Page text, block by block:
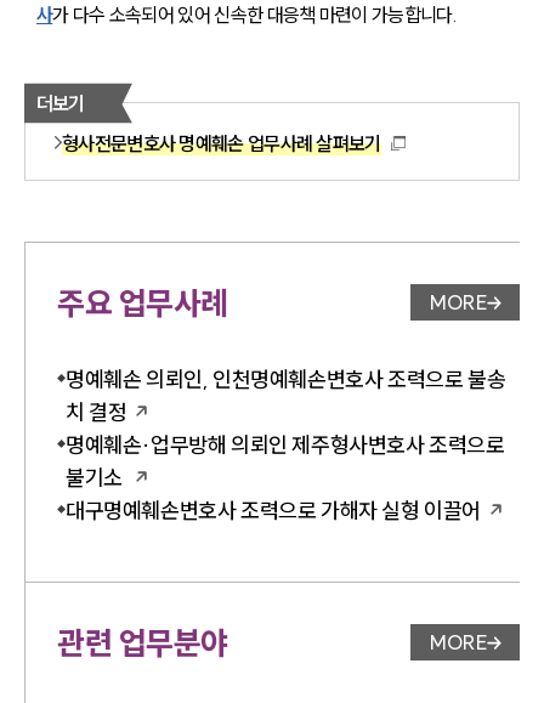
사가 다수 소속되어 있어 신속한 대응책 마련이 가능합니다.
더보기
형사전문변호사 명예훼손 업무사례 살펴보기
주요 업무사례 업무사례
MORE
명예훼손 의뢰인, 인천명예훼손변호사 조력으로 불송
치 결정
명예훼손·업무방해 의뢰인 제주형사변호사 조력으로
불기소
대구명예훼손변호사 조력으로 가해자 실형 이끌어
관련 업무분야 업무분야
MORE